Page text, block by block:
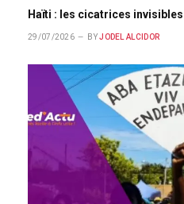
Haïti : les cicatrices
29/07/2026 BY JODEL ALCIDOR